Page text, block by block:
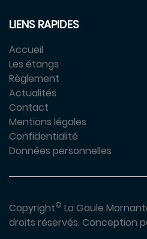
LIENS RAPIDES
Accueil
Les étangs
Règlement
Actualités
Contact
Mentions légales
Confidentialité
Données personnelles
Copyright© La Gaule
droits réservés. Conception